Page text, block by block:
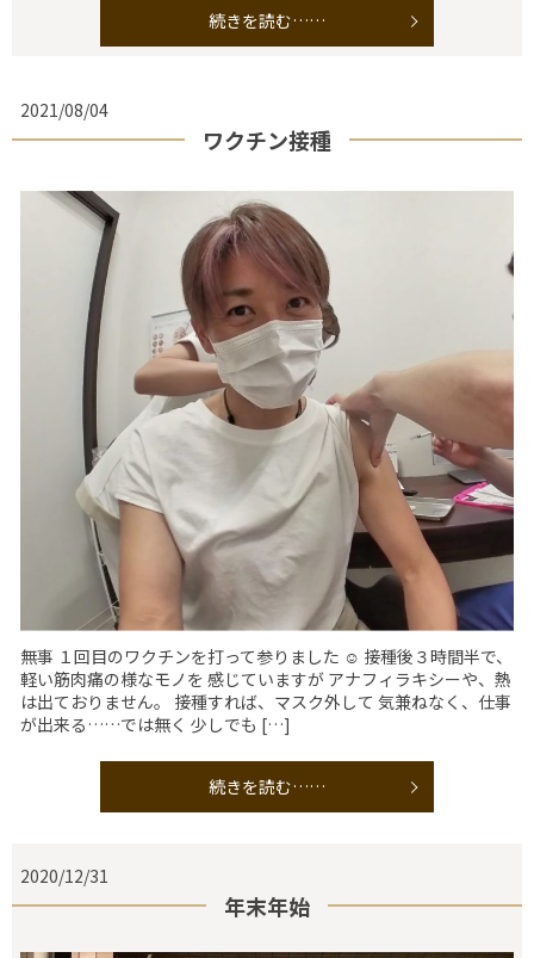
続きを読む……
2021/08/04
ワクチン接種
無事 １回目のワクチンを打って参りました ☺️ 接種後３時間半で、
軽い筋肉痛の様なモノを 感じていますが アナフィラキシーや、熱
は出ておりません。 接種すれば、マスク外して 気兼ねなく、仕事
が出来る……では無く 少しでも […]
続きを読む……
2020/12/31
年末年始